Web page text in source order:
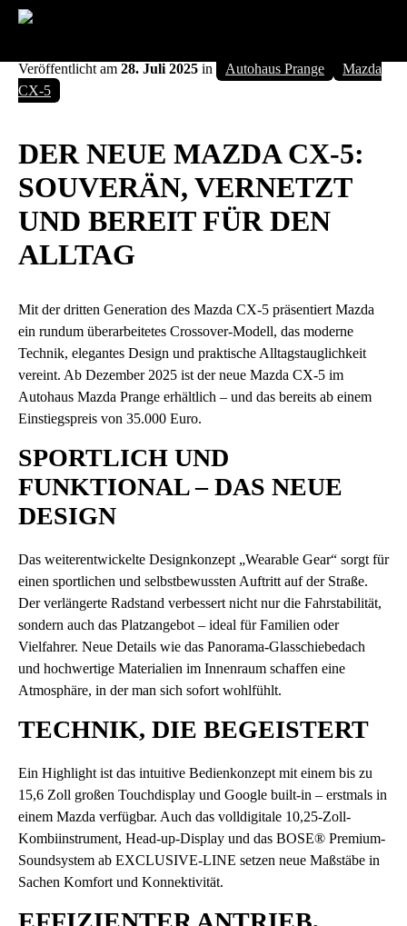
DER NEUE MAZDA CX-5
Veröffentlicht am 28. Juli 2025 in Autohaus Prange
Mazda
CX-5
DER NEUE MAZDA CX-5:
SOUVERÄN, VERNETZT
UND BEREIT FÜR DEN
ALLTAG
Mit der dritten Generation des Mazda CX-5 präsentiert Mazda
ein rundum überarbeitetes Crossover-Modell, das moderne
Technik, elegantes Design und praktische Alltagstauglichkeit
vereint. Ab Dezember 2025 ist der neue Mazda CX-5 im
Autohaus Mazda Prange erhältlich – und das bereits ab einem
Einstiegspreis von 35.000 Euro.
SPORTLICH UND
FUNKTIONAL – DAS NEUE
DESIGN
Das weiterentwickelte Designkonzept „Wearable Gear“ sorgt für
einen sportlichen und selbstbewussten Auftritt auf der Straße.
Der verlängerte Radstand verbessert nicht nur die Fahrstabilität,
sondern auch das Platzangebot – ideal für Familien oder
Vielfahrer. Neue Details wie das Panorama-Glasschiebedach
und hochwertige Materialien im Innenraum schaffen eine
Atmosphäre, in der man sich sofort wohlfühlt.
TECHNIK, DIE BEGEISTERT
Ein Highlight ist das intuitive Bedienkonzept mit einem bis zu
15,6 Zoll großen Touchdisplay und Google built-in – erstmals in
einem Mazda verfügbar. Auch das volldigitale 10,25-Zoll-
Kombiinstrument, Head-up-Display und das BOSE® Premium-
Soundsystem ab EXCLUSIVE-LINE setzen neue Maßstäbe in
Sachen Komfort und Konnektivität.